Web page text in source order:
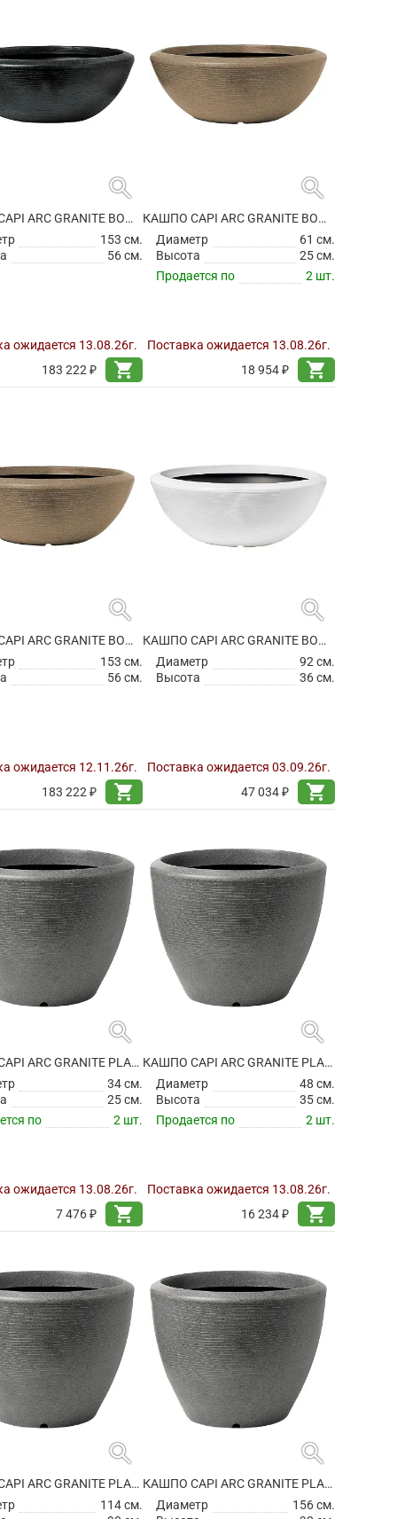
search
КАШПО CAPI ARC GRANITE BOWL LOW BLACK
153 см.
56 см.
ожидается 13.08.26г.
183 222 ₽
shopping_cart
search
КАШПО CAPI ARC GRANITE BOWL LOW WARM TAUPE
Диаметр
61 см.
Высота
25 см.
Продается по
2 шт.
Поставка ожидается 13.08.26г.
18 954 ₽
shopping_cart
search
КАШПО CAPI ARC GRANITE BOWL LOW WARM TAUPE
153 см.
56 см.
ожидается 12.11.26г.
183 222 ₽
shopping_cart
search
КАШПО CAPI ARC GRANITE BOWL LOW WHITE
Диаметр
92 см.
Высота
36 см.
Поставка ожидается 03.09.26г.
47 034 ₽
shopping_cart
search
КАШПО CAPI ARC GRANITE PLANTER BALL ANTHRACITE
34 см.
25 см.
по
2 шт.
ожидается 13.08.26г.
7 476 ₽
shopping_cart
search
КАШПО CAPI ARC GRANITE PLANTER BALL ANTHRACITE
Диаметр
48 см.
Высота
35 см.
Продается по
2 шт.
Поставка ожидается 13.08.26г.
16 234 ₽
shopping_cart
search
КАШПО CAPI ARC GRANITE PLANTER BALL ANTHRACITE
114 см.
search
КАШПО CAPI ARC GRANITE PLANTER BALL ANTHRACITE
Диаметр
156 см.